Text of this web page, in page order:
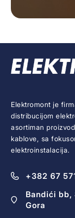
Elektromont je
distribucijom
asortiman
kablove, sa
elektroinstalacija.
+382 67
Bandići bb,
Gora